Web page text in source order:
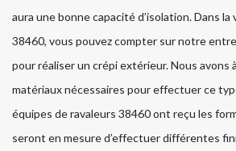
aura une bonne capacité d’isolation. Dans la
38460, vous pouvez compter sur notre
pour réaliser un crépi extérieur. Nous avons
matériaux nécessaires pour effectuer ce
équipes de ravaleurs 38460 ont reçu les
seront en mesure d’effectuer différentes